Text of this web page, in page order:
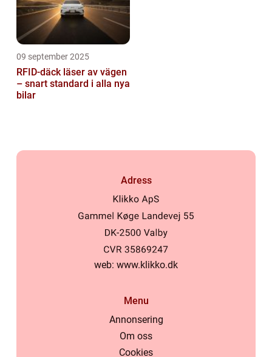
09 september 2025
RFID-däck läser av vägen
– snart standard i alla nya
bilar
Adress
web: www.klikko.dk
Menu
Annonsering
Om oss
Cookies